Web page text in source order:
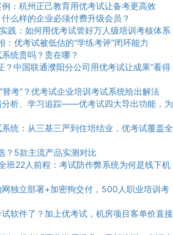
：杭州正己教育用优考试让备考更高效
么样的企业必须付费升级会员？
践：如何用优考试管好万人级培训考核体系
优考试被低估的“学练考评”闭环能力
统贵吗？贵在哪？
中国联通濮阳分公司用优考试让成果“看得
替考”？优考试企业培训考试系统给出解法
分析、学习追踪——优考试四大导出功能，为
统：从三基三严到住培结业，优考试覆盖全
？5款主流产品实测对比
班22人前程：考试防作弊系统为何是线下机
独立部署+加密狗交付，500人职业培训考
软件了？加上优考试，机房项目客单价直接